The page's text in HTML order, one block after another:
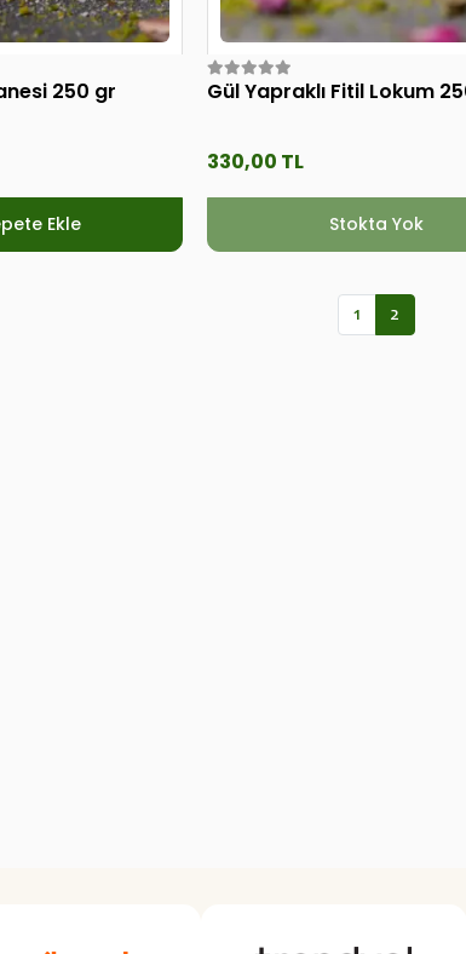
250 gr
Ekle
Gül Yapraklı Fitil Lokum
330,00 TL
Stokta Yok
1 2